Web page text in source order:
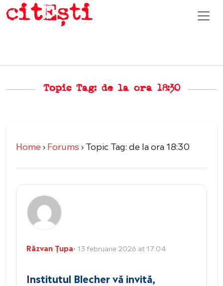
Topic Tag: de la ora 18:30
Home›Forums›Topic Tag: de la ora 18:30
Răzvan Țupa• 13 februarie 2026 at 17:04
Institutul Blecher vă invită,